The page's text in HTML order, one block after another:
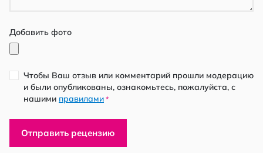
Добавить фото
Чтобы Ваш отзыв или комментарий прошли модерацию
и были опубликованы, ознакомьтесь, пожалуйста, с
нашими правилами *
Отправить рецензию